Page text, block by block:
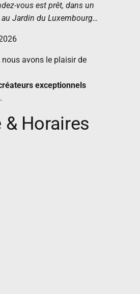
vous est prêt, dans un
Jardin du Luxembourg…
avons le plaisir de
exceptionnels
.
Horaires